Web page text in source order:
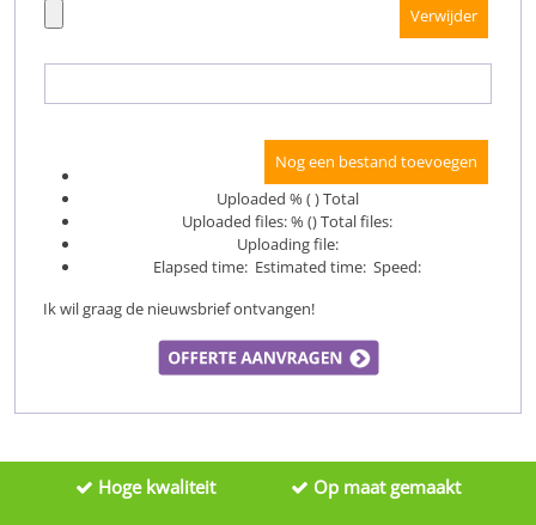
Uploaded % () Total
Uploaded files:% () Total files:
Uploading file:
Elapsed time: Estimated time: Speed:
Ik wil graag de nieuwsbrief ontvangen!
Hoge kwaliteit Op maat gemaakt